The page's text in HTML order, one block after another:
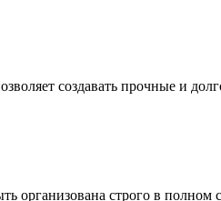
создавать прочные и
организована строго в полном